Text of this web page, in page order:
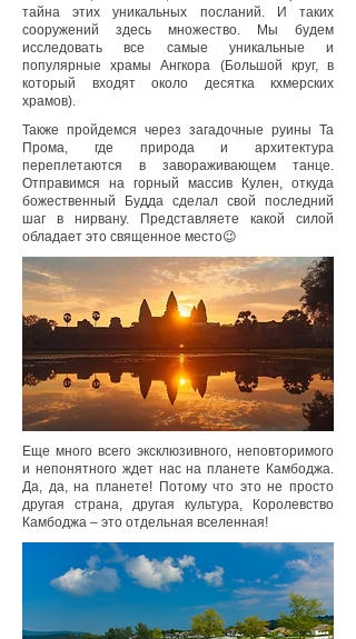
тайна этих уникальных посланий. И таких
сооружений здесь множество. Мы будем
исследовать все самые уникальные и
популярные храмы Ангкора (Большой круг, в
который входят около десятка кхмерских
храмов).
Также пройдемся через загадочные руины Та
Прома, где природа и архитектура
переплетаются в завораживающем танце.
Отправимся на горный массив Кулен, откуда
божественный Будда сделал свой последний
шаг в нирвану. Представляете какой силой
обладает это священное место😉
Еще много всего эксклюзивного, неповторимого
и непонятного ждет нас на планете Камбоджа.
Да, да, на планете! Потому что это не просто
другая страна, другая культура, Королевство
Камбоджа – это отдельная вселенная!